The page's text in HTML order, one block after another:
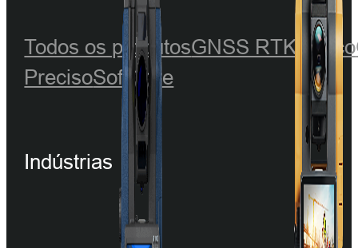
Todos os produtosGNSS RTK Óptico
PrecisoSoftware
Indústrias